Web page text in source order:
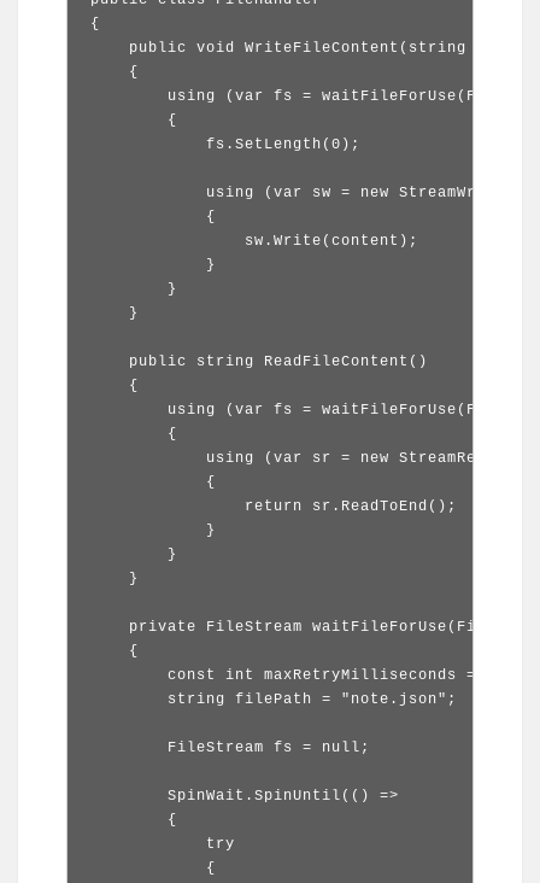
{
public void WriteFileContent(string
    {
using (var fs =
        {
            fs.SetLength(0);
using (var sw = new
            {
                sw.Write(content);
            }
        }
    }
    public string ReadFileContent()
    {
using (var fs =
        {
using (var sr = new
            {
                return sr.ReadToEnd();
            }
        }
    }
private FileStream
    {
const int maxRetryMilliseconds = 5 *
        string filePath = "note.json";
        FileStream fs = null;
        SpinWait.SpinUntil(() =>
        {
            try
            {